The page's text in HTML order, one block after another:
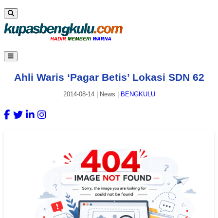
Ahli Waris ‘Pagar Betis’ Lokasi SDN 62
2014-08-14| News BENGKULU